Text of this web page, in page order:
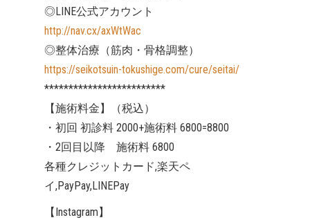
◎LINE公式アカウント
http://nav.cx/axWtWac
◎整体治療（筋肉・骨格調整）
https://seikotsuin-tokushige.com/cure/seitai/
*************************
【施術料金】（税込）
・初回 初診料 2000+施術料 6800=8800
・2回目以降 施術料 6800
各種クレジットカード,楽天ペ
イ,PayPay,LINEPay
【Instagram】